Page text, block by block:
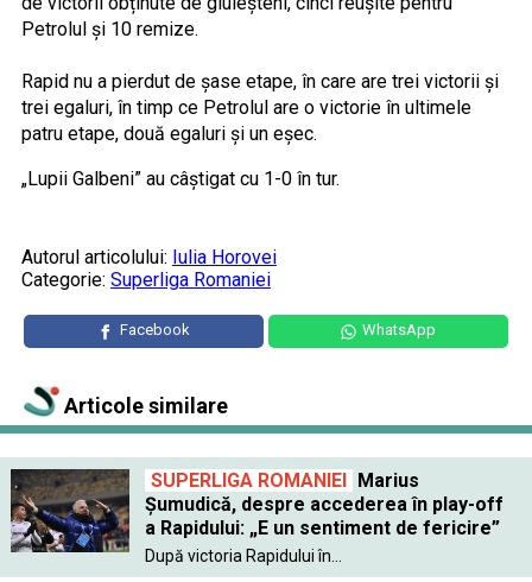
Petrolul și 10 remize.
Rapid nu a pierdut de șase etape, în care are trei victorii și
trei egaluri, în timp ce Petrolul are o victorie în ultimele
patru etape, două egaluri și un eșec.
„Lupii Galbeni” au câștigat cu 1-0 în tur.
Autorul articolului: Iulia Horovei
Categorie: Superliga Romaniei
Facebook WhatsApp
Articole similare
SUPERLIGA ROMANIEI
Marius
Șumudică, despre accederea în play-off
a Rapidului: „E un sentiment de fericire”
După victoria Rapidului în...